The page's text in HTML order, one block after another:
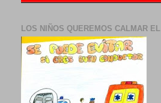
LOS NIÑOS QUEREMOS CALMAR